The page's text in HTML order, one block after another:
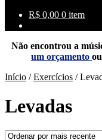
R$ 0,00 0 item
Não encontrou a
um orçamento ou
Início /Exercícios /
Levadas